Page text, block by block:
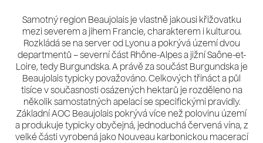
Samotný region Beaujolais je vlastně jakousi křižovatku
mezi severem a jihem Francie, charakterem i kulturou.
Rozkládá se na server od Lyonu a pokrývá území dvou
departmentů – severní část Rhône-Alpes a jižní Saône-et-
Loire, tedy Burgundska. A právě za součást Burgundska je
Beaujolais typicky považováno. Celkových třináct a půl
tisíce v současnosti osázených hektarů je rozděleno na
několik samostatných apelací se specifickými pravidly.
Základní AOC Beaujolais pokrývá více než polovinu území
a produkuje typicky obyčejná, jednoduchá červená vína, z
velké části vyrobená jako Nouveau karbonickou macerací